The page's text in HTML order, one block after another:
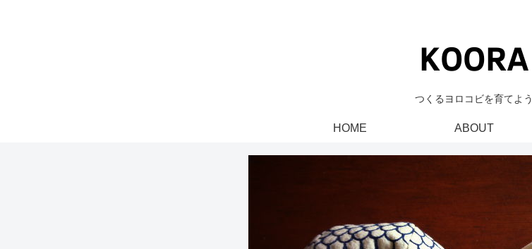
つくるヨロコビを育てよう
HOME ABOUT